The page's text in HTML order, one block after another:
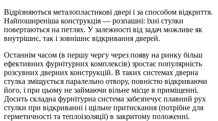
Відрізняються металопластикові двері і за способом відкриття.
Найпоширеніша конструкція — розпашні: їхні стулки
повертаються на петлях. У залежності від задач можливе як
внутрішнє, так і зовнішнє відкривання дверей.
Останнім часом (в першу чергу через появу на ринку більш
ефективних фурнітурних комплексів) зростає популярність
розсувних дверних конструкцій. В таких системах дверна
стулка зміщується паралельно отвору, повністю відкриваючи
його, і при цьому не займаючи вільне місце в приміщенні.
Досить складна фурнітурна система забезпечує плавний рух
стулки при відкриванні і щільне притискання (потрібне для
герметичності та теплоізоляції) в закритому положенні.